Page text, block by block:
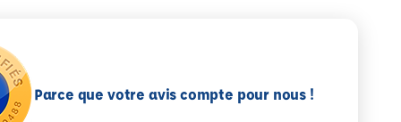
Parce que votre avis compte pour nous !